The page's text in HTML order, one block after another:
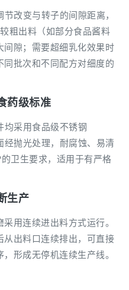
改变与转子的间隙距离，
粗出料（如部分食品酱料
间隙；需要超细乳化效果时
批次和不同配方对细度的
药级标准
采用食品级不锈钢
经抛光处理，耐腐蚀、易清
卫生要求，适用于有严格
生产
用连续进出料方式运行。
出料口连续排出，可直接
形成无停机连续生产线。